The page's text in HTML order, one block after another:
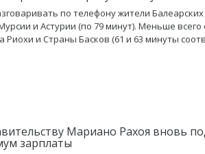
по телефону жители
и Астурии (по 79 минут). Меньше
Риохи и Страны Басков (61 и 63 минуты
Мариано Рахоя вновь
зарплаты